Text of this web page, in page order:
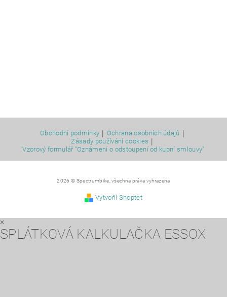
Obchodní podmínky Ochrana osobních údajů
Zásady používání cookies
Vzorový formulář "Oznámení o odstoupení od kupní smlouvy"
2026 © Spectrumbike, všechna práva vyhrazena
Vytvořil Shoptet
×
SPLÁTKOVÁ KALKULAČKA ESSOX